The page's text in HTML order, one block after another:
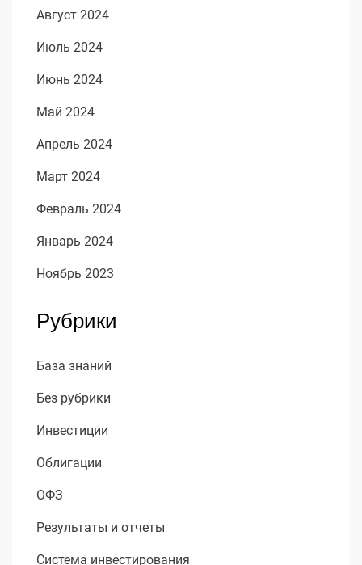
Август 2024
Июль 2024
Июнь 2024
Май 2024
Апрель 2024
Март 2024
Февраль 2024
Январь 2024
Ноябрь 2023
Рубрики
База знаний
Без рубрики
Инвестиции
Облигации
ОФЗ
Результаты и отчеты
Система инвестирования